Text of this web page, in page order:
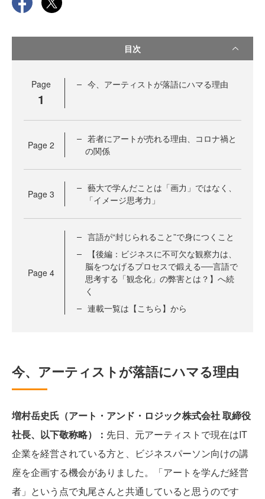
目次
Page
1
今、アーティストが落語にハマる理由
Page 2
若者にアートが売れる理由、コロナ禍と
の関係
Page 3
藝大で学んだことは「画力」ではなく、
「イメージ思考力」
Page 4
言語が“封じられること”で身につくこと
【後編：ビジネスに不可欠な観察力は、
脳をつなげるプロセスで鍛える──言語で
思考する「観念化」の弊害とは？】へ続
く
連載一覧は【こちら】から
今、アーティストが落語にハマる理由
増村岳史氏（アート・アンド・ロジック株式会社 取締役
社長、以下敬称略）： 先日、元アーティストで現在はIT
企業を経営されている方と、ビジネスパーソン向けの講
座を企画する機会がありました。「アートを学んだ経営
者」という点で丸尾さんと共通していると思うのです